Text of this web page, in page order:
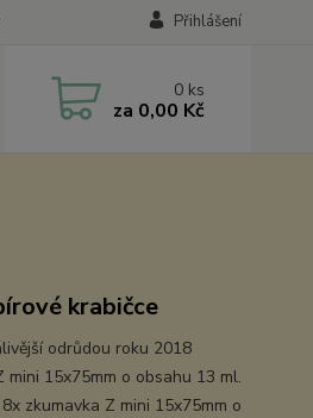
Přihlášení
0 ks
za 0,00 Kč
krabičce
odrůdou roku 2018
mini 15x75mm o obsahu 13 ml.
zkumavka Z mini 15x75mm o